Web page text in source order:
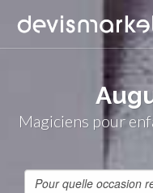
Magiciens pour